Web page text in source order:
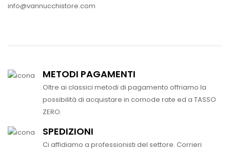
info@vannucchistore.com
METODI PAGAMENTI
Oltre ai classici metodi di pagamento offriamo la
possibilità di acquistare in comode rate ed a TASSO
ZERO.
SPEDIZIONI
Ci affidiamo a professionisti del settore. Corrieri